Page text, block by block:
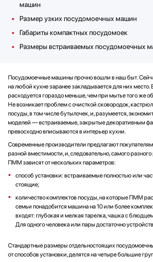
машин
Размер узких посудомоечных машин
Габариты компактных посудомоек
Размеры встраиваемых посудомоечных
Посудомоечные машины прочно вошли в наш быт.
на любой кухне заранее закладывается для них
расходуется гораздо меньше, чем при мытье того же
Не возникает проблем с очисткой сковородок,
посуды, в том числе бутылочек, и, разумеется,
моделей — встраиваемые, закрытые декоративным
превосходно вписываются в интерьер кухни.
Современные производители предлагают
разной вместимости, и, следовательно, самого
ПММ зависят от нескольких параметров:
способ установки: встраиваемые полностью или
стоящие;
количество комплектов посуды, на которые ПММ
семьи понадобится машина на 10 или более
входят: глубокая и мелкая тарелка, чашка с
Для одного человека или пары достаточно
Стандартные размеры отдельностоящих
от способов установки, делятся на четыре большие